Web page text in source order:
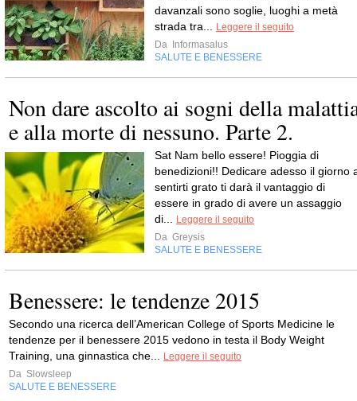
davanzali sono soglie, luoghi a metà
strada tra...
Leggere il seguito
Da
Informasalus
SALUTE E BENESSERE
Non dare ascolto ai sogni della
e alla morte di nessuno. Parte 2.
Sat Nam bello essere! Pioggia di
benedizioni!! Dedicare adesso il giorno
sentirti grato ti darà il vantaggio di
essere in grado di avere un assaggio
di...
Leggere il seguito
Da Greysis
SALUTE E BENESSERE
Benessere: le tendenze 2015
Secondo una ricerca dell’American College of Sports Medicine le
tendenze per il benessere 2015 vedono in testa il Body Weight
Training, una ginnastica che...
Leggere il seguito
Da Slowsleep
SALUTE E BENESSERE